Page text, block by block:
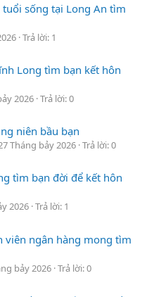
sống tại Long An tìm
Trả lời: 1
Long tìm bạn kết hôn
2026 Trả lời: 0
niên bầu bạn
Tháng bảy 2026 Trả lời: 0
tìm bạn đời để kết hôn
2026 Trả lời: 1
viên ngân hàng mong tìm
bảy 2026 Trả lời: 0